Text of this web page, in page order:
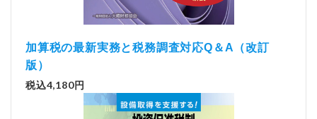
加算税の最新実務と税務調査対応Q＆A（改訂
版）
税込4,180円